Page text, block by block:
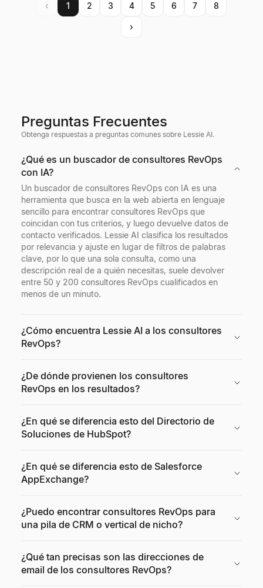
‹ 1 2 3 4 5 6 7 8
›
Preguntas Frecuentes
Obtenga respuestas a preguntas comunes sobre Lessie AI.
¿Qué es un buscador de consultores RevOps
con IA?
Un buscador de consultores RevOps con IA es una
herramienta que busca en la web abierta en lenguaje
sencillo para encontrar consultores RevOps que
coincidan con tus criterios, y luego devuelve datos de
contacto verificados. Lessie AI clasifica los resultados
por relevancia y ajuste en lugar de filtros de palabras
clave, por lo que una sola consulta, como una
descripción real de a quién necesitas, suele devolver
entre 50 y 200 consultores RevOps cualificados en
menos de un minuto.
¿Cómo encuentra Lessie AI a los consultores
RevOps?
¿De dónde provienen los consultores
RevOps en los resultados?
¿En qué se diferencia esto del Directorio de
Soluciones de HubSpot?
¿En qué se diferencia esto de Salesforce
AppExchange?
¿Puedo encontrar consultores RevOps para
una pila de CRM o vertical de nicho?
¿Qué tan precisas son las direcciones de
email de los consultores RevOps?